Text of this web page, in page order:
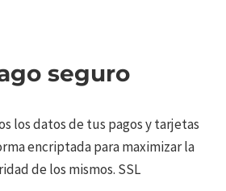
seguro
los datos de tus pagos y tarjetas
encriptada para maximizar la
de los mismos. SSL